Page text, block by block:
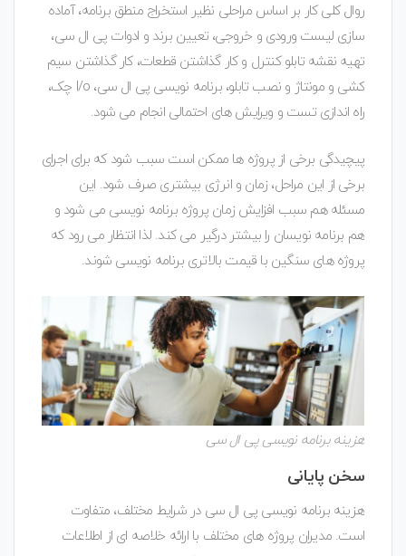
روال کلی کار بر اساس مراحلی نظیر استخراج منطق برنامه، آماده
سازی لیست ورودی و خروجی، تعیین برند و ادوات پی ال سی،
تهیه نقشه تابلو کنترل و کار گذاشتن قطعات، کار گذاشتن سیم
کشی و مونتاژ و نصب تابلو
، برنامه نویسی پی ال سی، I/o چک،
راه اندازی تست و ویرایش های احتمالی انجام می شود.
پیچیدگی برخی از پروژه ها ممکن است سبب شود که برای اجرای
برخی از این مراحل، زمان و انرژی بیشتری صرف شود. این
مسئله هم سبب افزایش زمان پروژه برنامه نویسی می شود و
هم برنامه نویسان را بیشتر درگیر می کند. لذا انتظار می رود که
پروژه های سنگین با قیمت بالاتری برنامه نویسی شوند.
هزینه برنامه نویسی پی ال سی
سخن پایانی
هزینه برنامه نویسی پی ال سی در شرایط مختلف، متفاوت
است. مدیران پروژه های مختلف با ارائه خلاصه ای از اطلاعات